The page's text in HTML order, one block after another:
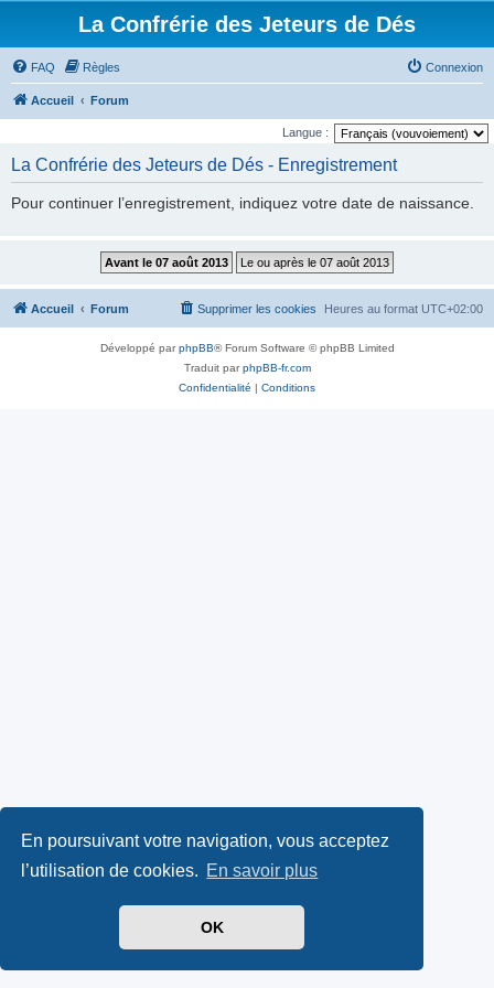
En poursuivant votre navigation, vous acceptez
l’utilisation de cookies. En savoir plus
OK
La Confrérie des Jeteurs de Dés
FAQ Règles Connexion
Accueil Forum
Langue :
La Confrérie des Jeteurs de Dés - Enregistrement
Pour continuer l’enregistrement, indiquez votre date de naissance.
Accueil Forum Heures au format UTC+02:00
Supprimer les cookies
Développé parphpBB® Forum Software © phpBB Limited
Traduit parphpBB-fr.com
Confidentialité
Conditions